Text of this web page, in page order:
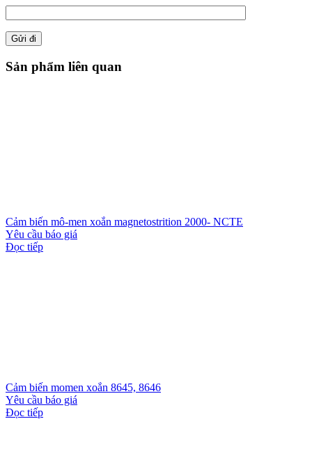
Sản phẩm liên quan
Cảm biến mô-men xoắn magnetostrition 2000- NCTE
Yêu cầu báo giá
Đọc tiếp
Cảm biến momen xoắn 8645, 8646
Yêu cầu báo giá
Đọc tiếp